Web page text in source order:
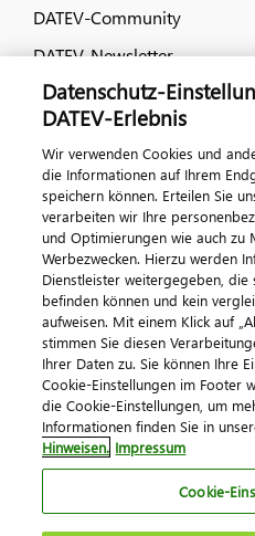
DATEV-Community
DATEV-Newsletter
© 2026
Impressum
Cookie-
Datenschutz-
DATEV-Erlebnis
Wir verwenden Cookies und
die Informationen auf Ihrem
speichern können. Erteilen Sie
verarbeiten wir Ihre
und Optimierungen wie auch zu
Werbezwecken. Hierzu werden
Dienstleister weitergegeben, die
befinden können und kein
aufweisen. Mit einem Klick auf
stimmen Sie diesen
Ihrer Daten zu. Sie können Ihre
Cookie-Einstellungen im Footer
die Cookie-Einstellungen, um
Informationen finden Sie in
Hinweisen. Impressum
Cookie-